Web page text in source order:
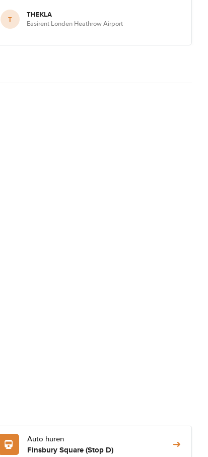
T THEKLA
Easirent Londen Heathrow Airport
Auto huren
Finsbury Square (Stop D)